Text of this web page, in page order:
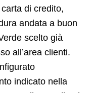
di credito,
andata a buon
scelto già
all’area clienti.
indicato nella